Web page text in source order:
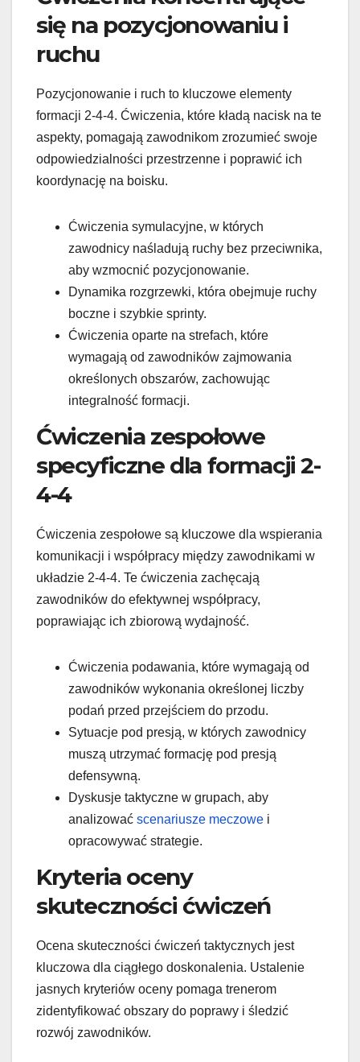
się na pozycjonowaniu i
ruchu
Pozycjonowanie i ruch to kluczowe elementy
formacji 2-4-4. Ćwiczenia, które kładą nacisk na te
aspekty, pomagają zawodnikom zrozumieć swoje
odpowiedzialności przestrzenne i poprawić ich
koordynację na boisku.
Ćwiczenia symulacyjne, w których
zawodnicy naśladują ruchy bez przeciwnika,
aby wzmocnić pozycjonowanie.
Dynamika rozgrzewki, która obejmuje ruchy
boczne i szybkie sprinty.
Ćwiczenia oparte na strefach, które
wymagają od zawodników zajmowania
określonych obszarów, zachowując
integralność formacji.
Ćwiczenia zespołowe
specyficzne dla formacji 2-
4-4
Ćwiczenia zespołowe są kluczowe dla wspierania
komunikacji i współpracy między zawodnikami w
układzie 2-4-4. Te ćwiczenia zachęcają
zawodników do efektywnej współpracy,
poprawiając ich zbiorową wydajność.
Ćwiczenia podawania, które wymagają od
zawodników wykonania określonej liczby
podań przed przejściem do przodu.
Sytuacje pod presją, w których zawodnicy
muszą utrzymać formację pod presją
defensywną.
Dyskusje taktyczne w grupach, aby
analizować scenariusze meczowe i
opracowywać strategie.
Kryteria oceny
skuteczności ćwiczeń
Ocena skuteczności ćwiczeń taktycznych jest
kluczowa dla ciągłego doskonalenia. Ustalenie
jasnych kryteriów oceny pomaga trenerom
zidentyfikować obszary do poprawy i śledzić
rozwój zawodników.